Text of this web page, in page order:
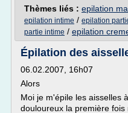
Thèmes liés : epilation
epilation intime / epilation
partie intime / epilation
Épilation des
06.02.2007, 16h07
Alors
Moi je m'épile les aisselles
douloureux la première